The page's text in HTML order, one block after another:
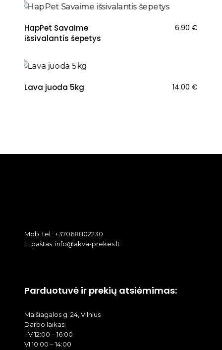
HapPet Savaime
išsivalantis šepetys
6.90 €
Lava juoda 5kg 14.00 €
Mob. tel.: +37068802230
El.paštas: info@akva-prekes.lt
Parduotuvė ir prekių atsiėmimas:
Maišiagalos g. 24, Vilnius
Darbo laikas:
I-V 12:00 – 16:00
VI 10:00 – 14:00